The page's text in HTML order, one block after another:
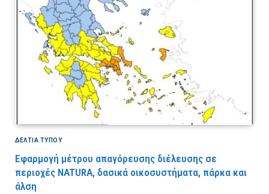
ΔΕΛΤΙΑ ΤΥΠΟΥ
Εφαρμογή μέτρου απαγόρευσης διέλευσης σε
περιοχές NATURA, δασικά οικοσυστήματα, πάρκα και
άλση